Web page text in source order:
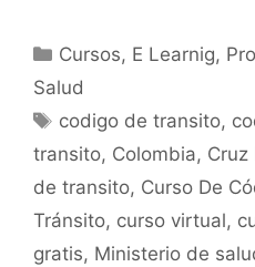
c
e
b
o
o
k
itt ai at
A
p
p
Categorías
Cursos, E Learnig,
Salud
Etiquetas
codigo de transito,
transito, Colombia, Cruz
de transito, Curso De
Tránsito, curso virtual,
gratis, Ministerio de